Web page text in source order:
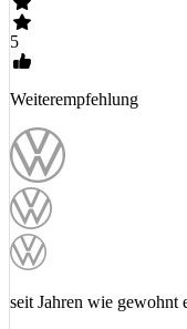
5
Weiterempfehlung
seit Jahren wie gewohnt